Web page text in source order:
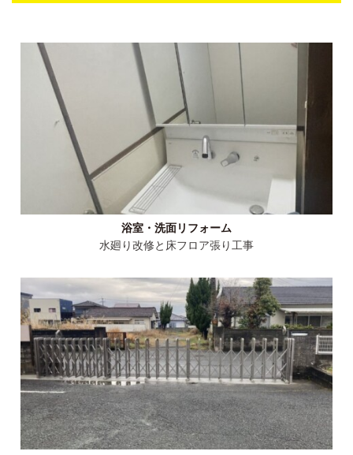
浴室・洗面リフォーム
水廻り改修と床フロア張り工事